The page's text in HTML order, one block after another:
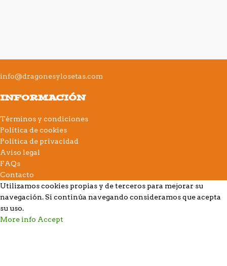
info@dragonesylosetas.com
INFORMACIÓN
Términos y condiciones
Política de cookies
Política de privacidad
Aviso legal
FAQs
Contacto
Utilizamos cookies propias y de terceros para mejorar su
navegación. Si continúa navegando consideramos que acepta
su uso.
More info Accept